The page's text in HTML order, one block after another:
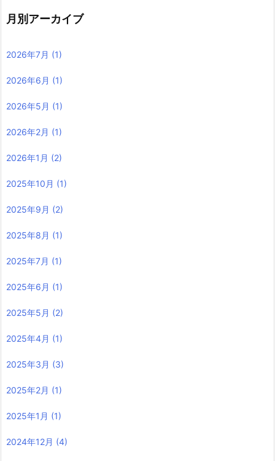
月別アーカイブ
2026年7月 (1)
2026年6月 (1)
2026年5月 (1)
2026年2月 (1)
2026年1月 (2)
2025年10月 (1)
2025年9月 (2)
2025年8月 (1)
2025年7月 (1)
2025年6月 (1)
2025年5月 (2)
2025年4月 (1)
2025年3月 (3)
2025年2月 (1)
2025年1月 (1)
2024年12月 (4)